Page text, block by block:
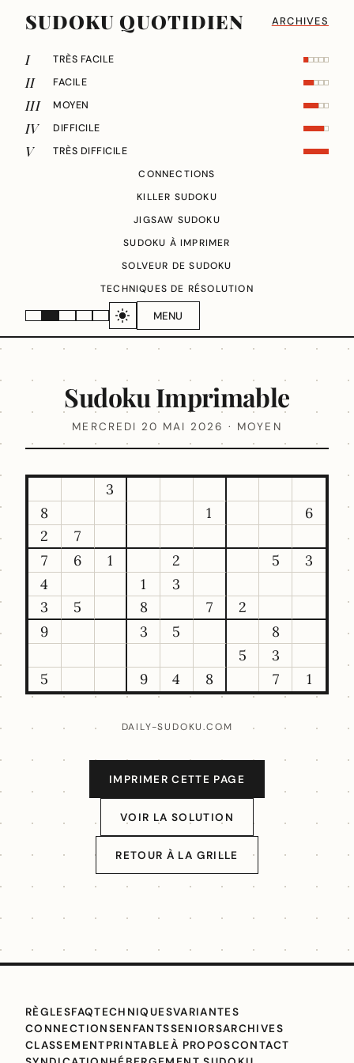
SUDOKU QUOTIDIEN ARCHIVES
MENU
I TRÈS FACILE
II FACILE
III MOYEN
IV DIFFICILE
V
TRÈS DIFFICILE
CONNECTIONS
KILLER SUDOKU
JIGSAW SUDOKU
SUDOKU À IMPRIMER
SOLVEUR DE SUDOKU
TECHNIQUES DE RÉSOLUTION
Sudoku Imprimable
MERCREDI 20 MAI 2026 · MOYEN
3
8
1
6
2
7
7
6 1 2 5
3
4
1
3
3
5 8 7
2
9
3 5
8
5
3
5
9 4 8 7 1
DAILY-SUDOKU.COM
IMPRIMER CETTE PAGE
VOIR LA SOLUTION
RETOUR À LA GRILLE
RÈGLESFAQTECHNIQUESVARIANTES
CONNECTIONSENFANTSSENIORSARCHIVES
CLASSEMENTPRINTABLEÀ PROPOSCONTACT